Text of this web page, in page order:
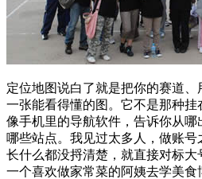
定位地图说白了就是把你的赛道
一张能看得懂的图。它不是那种
像手机里的导航软件，告诉你从
哪些站点。我见过太多人，做账
长什么都没捋清楚，就直接对标
一个喜欢做家常菜的阿姨去学美